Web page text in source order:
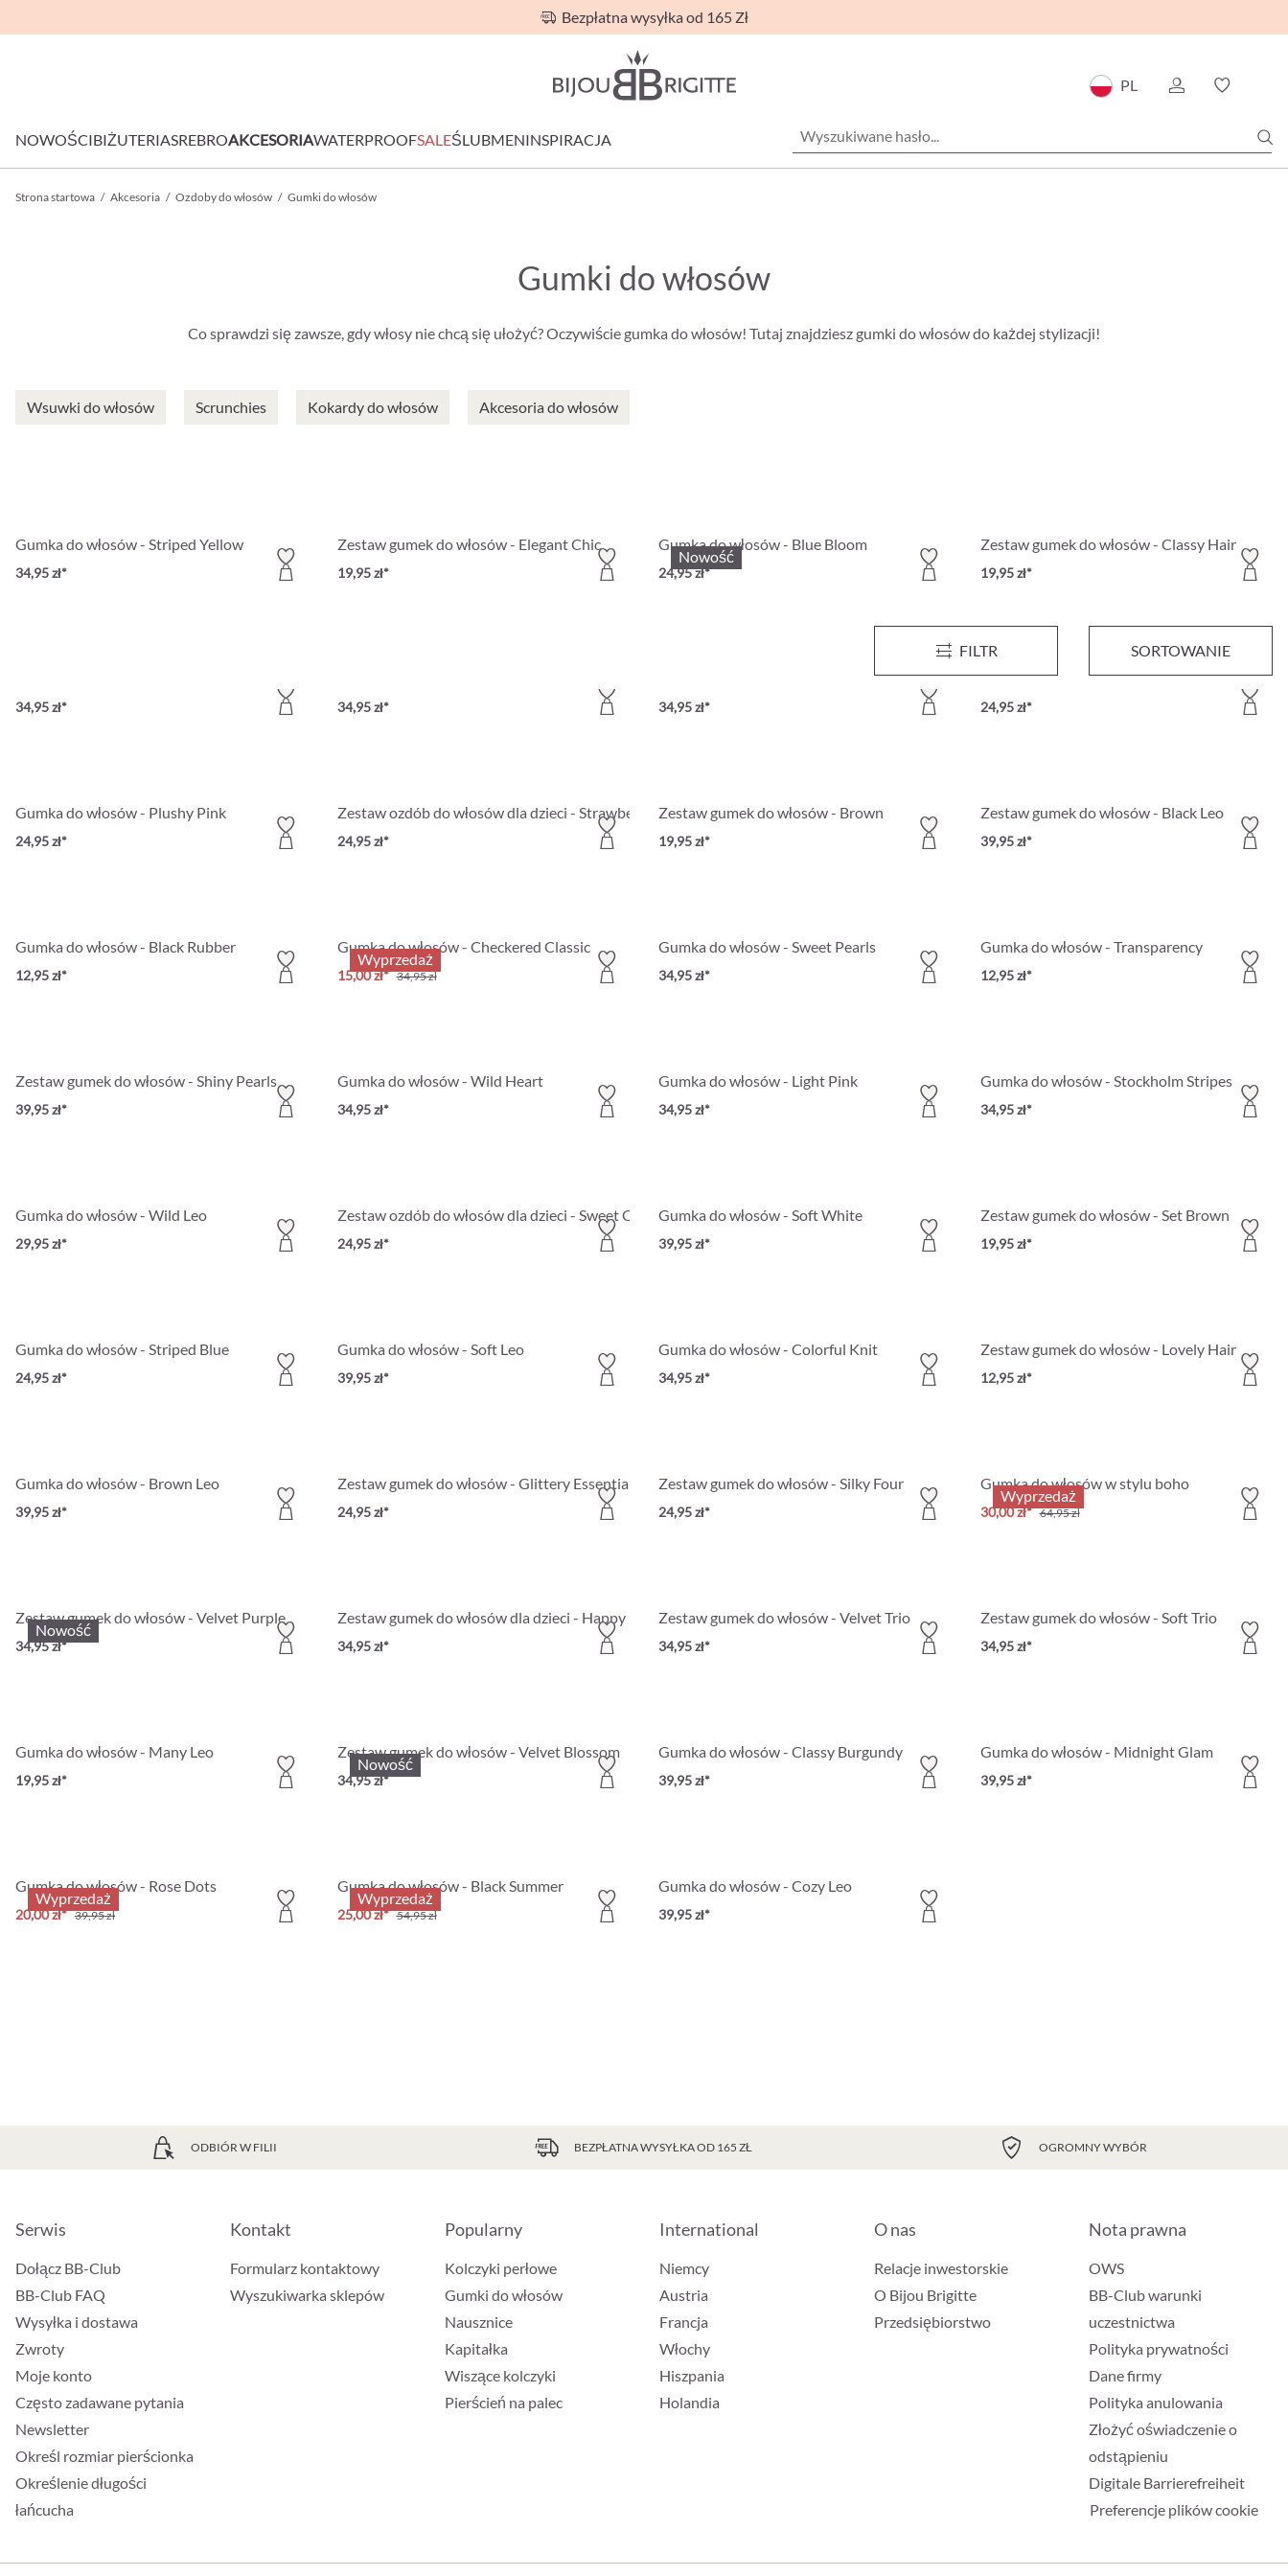
Bezpłatna wysyłka od 165 Zł
PL
NOWOŚCIBIŻUTERIASREBROAKCESORIAWATERPROOFSALEŚLUBMENINSPIRACJA
Strona startowa / Akcesoria / Ozdoby do włosów / Gumki do włosów
Gumki do włosów
Co sprawdzi się zawsze, gdy włosy nie chcą się ułożyć? Oczywiście gumka do włosów! Tutaj znajdziesz gumki do włosów do każdej stylizacji!
Wsuwki do włosów Scrunchies Kokardy do włosów Akcesoria do włosów
FILTR SORTOWANIE
Gumka do włosów - Striped Yellow
34,95 zł*
Zestaw gumek do włosów - Elegant Chic
19,95 zł*
Nowość
Gumka do włosów - Blue Bloom
24,95 zł*
Zestaw gumek do włosów - Classy Hair
19,95 zł*
34,95 zł* 34,95 zł*
Gumka do włosów - Maritim Stripes
34,95 zł*
Zestaw gumek do włosów - Blue Navy
24,95 zł*
Gumka do włosów - Plushy Pink
24,95 zł*
Zestaw ozdób do włosów dla dzieci - Strawberry Dream
24,95 zł*
Zestaw gumek do włosów - Brown
19,95 zł*
Zestaw gumek do włosów - Black Leo
39,95 zł*
Gumka do włosów - Black Rubber
12,95 zł*
Wyprzedaż
Gumka do włosów - Checkered Classic
15,00 zł* 34,95 zł
Gumka do włosów - Sweet Pearls
34,95 zł*
Gumka do włosów - Transparency
12,95 zł*
Zestaw gumek do włosów - Shiny Pearls
39,95 zł*
Gumka do włosów - Wild Heart
34,95 zł*
Gumka do włosów - Light Pink
34,95 zł*
Gumka do włosów - Stockholm Stripes
34,95 zł*
Gumka do włosów - Wild Leo
29,95 zł*
Zestaw ozdób do włosów dla dzieci - Sweet Cat
24,95 zł*
Gumka do włosów - Soft White
39,95 zł*
Zestaw gumek do włosów - Set Brown
19,95 zł*
Gumka do włosów - Striped Blue
24,95 zł*
Gumka do włosów - Soft Leo
39,95 zł*
Gumka do włosów - Colorful Knit
34,95 zł*
Zestaw gumek do włosów - Lovely Hair
12,95 zł*
Gumka do włosów - Brown Leo
39,95 zł*
Zestaw gumek do włosów - Glittery Essentials
24,95 zł*
Zestaw gumek do włosów - Silky Four
24,95 zł*
Wyprzedaż
Gumka do włosów w stylu boho
30,00 zł* 64,95 zł
Nowość
Zestaw gumek do włosów - Velvet Purple
34,95 zł*
Zestaw gumek do włosów dla dzieci - Happy Flowers
34,95 zł*
Zestaw gumek do włosów - Velvet Trio
34,95 zł*
Zestaw gumek do włosów - Soft Trio
34,95 zł*
Gumka do włosów - Many Leo
19,95 zł*
Nowość
Zestaw gumek do włosów - Velvet Blossom
34,95 zł*
Gumka do włosów - Classy Burgundy
39,95 zł*
Gumka do włosów - Midnight Glam
39,95 zł*
Wyprzedaż
Gumka do włosów - Rose Dots
20,00 zł* 39,95 zł
Wyprzedaż
Gumka do włosów - Black Summer
25,00 zł* 54,95 zł
Gumka do włosów - Cozy Leo
39,95 zł*
ODBIÓR W FILII BEZPŁATNA WYSYŁKA OD 165 ZŁ OGROMNY WYBÓR
Serwis
Dołącz BB-Club
BB-Club FAQ
Wysyłka i dostawa
Zwroty
Moje konto
Często zadawane pytania
Newsletter
Określ rozmiar pierścionka
Określenie długości
łańcucha
Kontakt
Formularz kontaktowy
Wyszukiwarka sklepów
Popularny
Kolczyki perłowe
Gumki do włosów
Nausznice
Kapitałka
Wiszące kolczyki
Pierścień na palec
International
Niemcy
Austria
Francja
Włochy
Hiszpania
Holandia
O nas
Relacje inwestorskie
O Bijou Brigitte
Przedsiębiorstwo
Nota prawna
OWS
BB-Club warunki
uczestnictwa
Polityka prywatności
Dane firmy
Polityka anulowania
Złożyć oświadczenie o
odstąpieniu
Digitale Barrierefreiheit
Preferencje plików cookie